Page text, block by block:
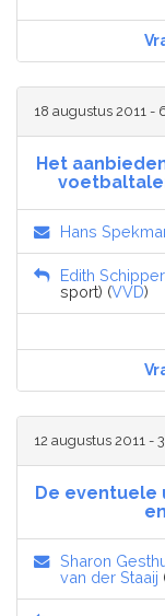
18 augustus 2011 -
Het
Hans
Edith
sport) (VVD)
12 augustus 2011 -
De eventuele
Sharon
van der Staaij